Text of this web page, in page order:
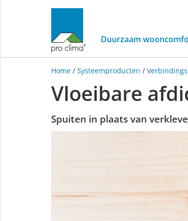
Duurzaam
Home / Systeemproducten /
Vloeibare
Spuiten in plaats van